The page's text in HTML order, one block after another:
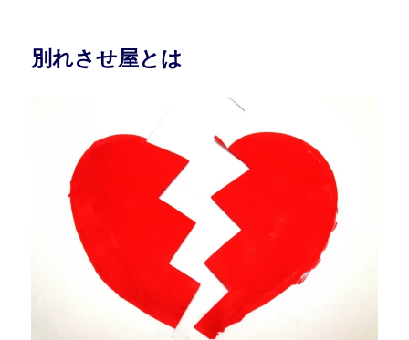
別れさせ屋とは